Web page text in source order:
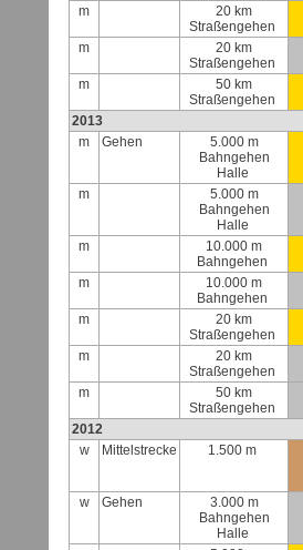
m
20 km
Straßengehen
m
20 km
Straßengehen
m
50 km
Straßengehen
2013
m
Gehen
5.000 m
Bahngehen
Halle
m
5.000 m
Bahngehen
Halle
m
10.000 m
Bahngehen
m
10.000 m
Bahngehen
m
20 km
Straßengehen
m
20 km
Straßengehen
m
50 km
Straßengehen
2012
w
Mittelstrecke 1.500 m
w Gehen
3.000 m
Bahngehen
Halle